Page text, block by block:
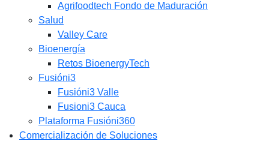
Agrifoodtech Fondo de Maduración
Salud
Valley Care
Bioenergía
Retos BioenergyTech
Fusióni3
Fusióni3 Valle
Fusioni3 Cauca
Plataforma Fusióni360
Comercialización de Soluciones